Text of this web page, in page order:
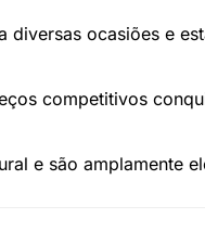
diversas ocasiões e
competitivos
e são amplamente